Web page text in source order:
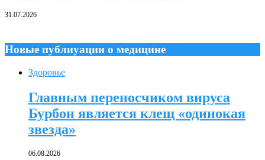
31.07.2026
Новые публиуации о медицине
Здоровье
Главным переносчиком вируса
Бурбон является клещ «одинокая
звезда»
06.08.2026